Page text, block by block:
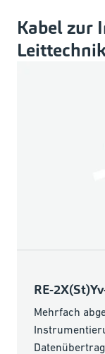
Kabel zur
RE-
Mehrfach